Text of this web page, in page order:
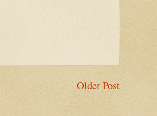
Older Post